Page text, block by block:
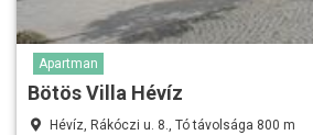
Apartman
Bötös Villa Hévíz
Hévíz, Rákóczi u. 8., Tó távolsága 800 m